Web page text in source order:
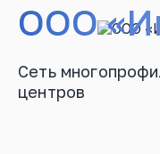
ООО
Сеть
центров